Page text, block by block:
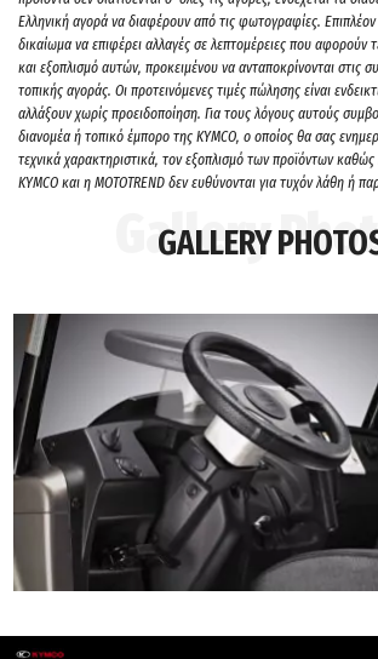
Ελληνική αγορά να διαφέρουν από τις φωτογραφίες. Επιπλέον
δικαίωμα να επιφέρει αλλαγές σε λεπτομέρειες που αφορούν
και εξοπλισμό αυτών, προκειμένου να ανταποκρίνονται στις
τοπικής αγοράς. Οι προτεινόμενες τιμές πώλησης είναι
αλλάξουν χωρίς προειδοποίηση. Για τους λόγους αυτούς
διανομέα ή τοπικό έμπορο της ΚΥΜCO, ο οποίος θα σας
τεχνικά χαρακτηριστικά, τον εξοπλισμό των προϊόντων καθώς
KYMCO και η MOTOTREND δεν ευθύνονται για τυχόν λάθη ή
GALLERY